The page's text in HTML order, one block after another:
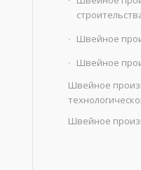
Швейное
Швейное
Швейное
Швейное